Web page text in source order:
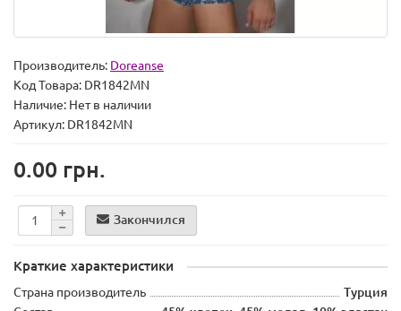
Производитель: Doreanse
Код Товара: DR1842MN
Наличие: Нет в наличии
Артикул: DR1842MN
0.00 грн.
Закончился
Краткие характеристики
Страна производитель
Турция